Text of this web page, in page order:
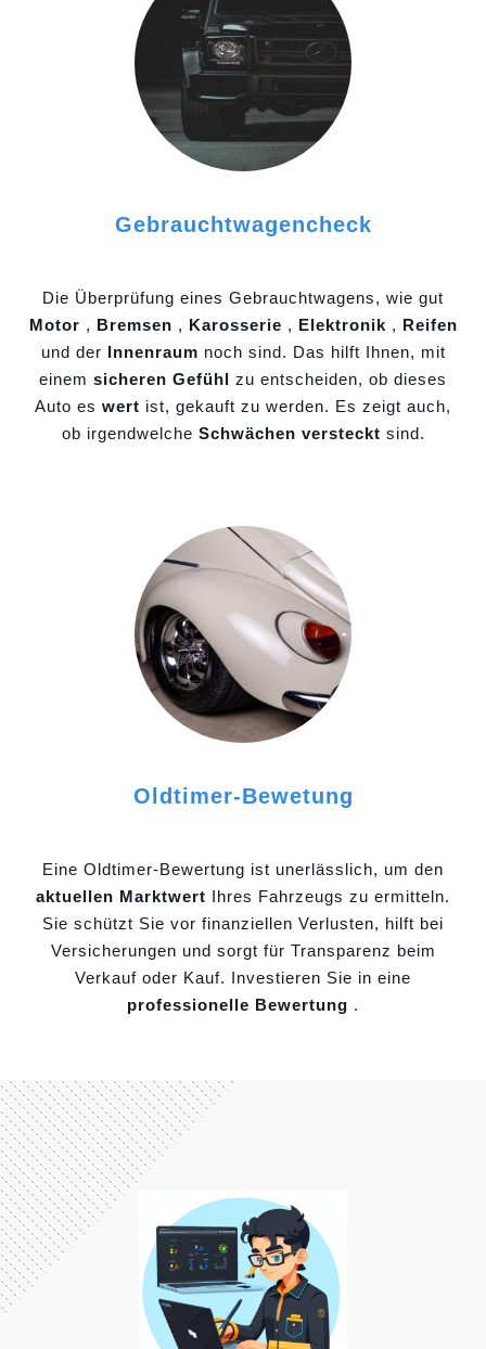
Gebrauchtwagencheck
Die Überprüfung eines Gebrauchtwagens, wie gut
Motor , Bremsen , Karosserie , Elektronik , Reifen
und der Innenraum noch sind. Das hilft Ihnen, mit
einem sicheren Gefühl zu entscheiden, ob dieses
Auto es wert ist, gekauft zu werden. Es zeigt auch,
ob irgendwelche Schwächen versteckt sind.
Oldtimer-Bewetung
Eine Oldtimer-Bewertung ist unerlässlich, um den
aktuellen Marktwert Ihres Fahrzeugs zu ermitteln.
Sie schützt Sie vor finanziellen Verlusten, hilft bei
Versicherungen und sorgt für Transparenz beim
Verkauf oder Kauf. Investieren Sie in eine
professionelle Bewertung .